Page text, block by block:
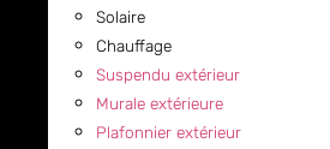
Solaire
Chauffage
Suspendu extérieur
Murale extérieure
Plafonnier extérieur